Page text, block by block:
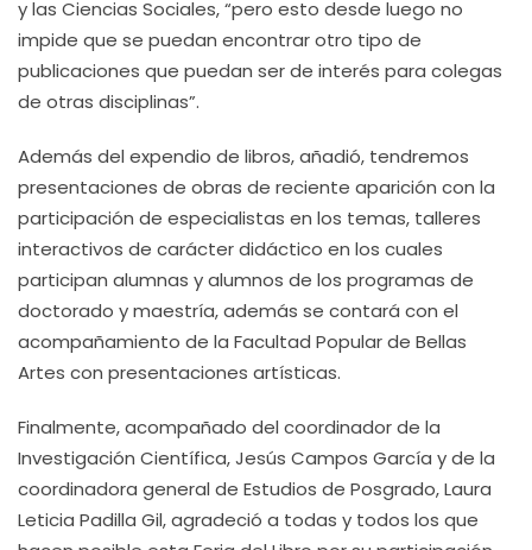
y las Ciencias Sociales, “pero esto desde luego no
impide que se puedan encontrar otro tipo de
publicaciones que puedan ser de interés para colegas
de otras disciplinas”.
Además del expendio de libros, añadió, tendremos
presentaciones de obras de reciente aparición con la
participación de especialistas en los temas, talleres
interactivos de carácter didáctico en los cuales
participan alumnas y alumnos de los programas de
doctorado y maestría, además se contará con el
acompañamiento de la Facultad Popular de Bellas
Artes con presentaciones artísticas.
Finalmente, acompañado del coordinador de la
Investigación Científica, Jesús Campos García y de la
coordinadora general de Estudios de Posgrado, Laura
Leticia Padilla Gil, agradeció a todas y todos los que